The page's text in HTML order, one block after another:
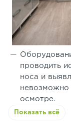
проводить
носа и
невозможно
осмотре.
Показать всё